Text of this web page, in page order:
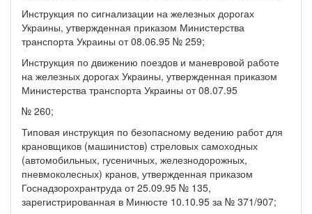
Инструкция по сигнализации на железных дорогах
Украины, утвержденная приказом Министерства
транспорта Украины от 08.06.95 № 259;
Инструкция по движению поездов и маневровой работе
на железных дорогах Украины, утвержденная приказом
Министерства транспорта Украины от 08.07.95
№ 260;
Типовая инструкция по безопасному ведению работ для
крановщиков (машинистов) стреловых самоходных
(автомобильных, гусеничных, железнодорожных,
пневмоколесных) кранов, утвержденная приказом
Госнадзорохрантруда от 25.09.95 № 135,
зарегистрированная в Минюсте 10.10.95 за № 371/907;